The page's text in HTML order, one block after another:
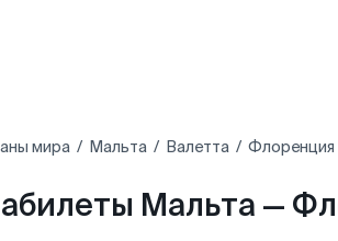
мира Мальта Валетта Флоренция
Мальта —